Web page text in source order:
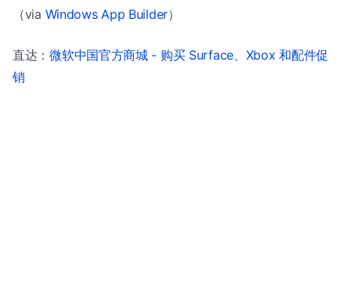
（via Windows App Builder）
直达：微软中国官方商城 - 购买 Surface、Xbox 和配件促
销